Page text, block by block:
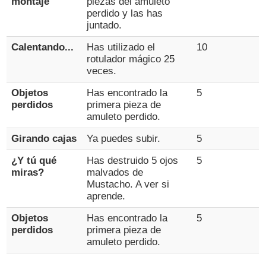
perdido y las has
juntado.
Calentando...
Has utilizado el
rotulador mágico 25
veces.
10
Objetos
perdidos
Has encontrado la
primera pieza de
amuleto perdido.
5
Girando cajas Ya puedes subir.
5
¿Y tú qué
miras?
Has destruido 5 ojos
malvados de
Mustacho. A ver si
aprende.
5
Objetos
perdidos
Has encontrado la
primera pieza de
amuleto perdido.
5